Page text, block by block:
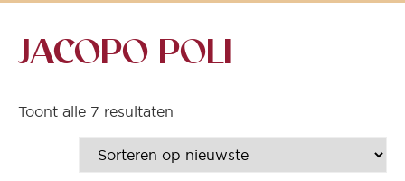
JACOPO POLI
Toont alle 7 resultaten